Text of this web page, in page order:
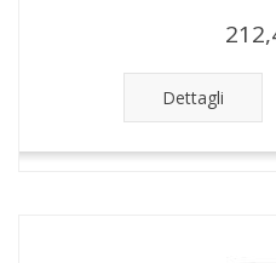
Dettagli